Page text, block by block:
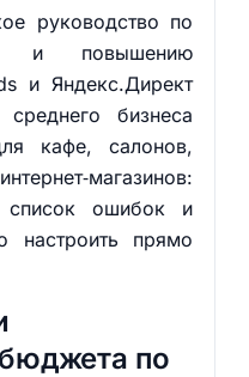
руководство по
и повышению
и Яндекс.Директ
бизнеса
кафе, салонов,
список ошибок и
настроить прямо
по